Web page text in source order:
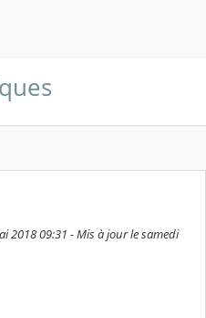
2018 09:31 - Mis à jour le samedi